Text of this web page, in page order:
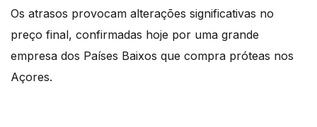
Os atrasos provocam alterações significativas no
preço final, confirmadas hoje por uma grande
empresa dos Países Baixos que compra próteas nos
Açores.